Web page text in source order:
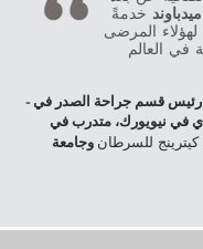
خدمةً
لهؤلاء المرضى
- الدكتور راجا فلوريس، رئيس قسم جراحة الصدر في
في نيويورك، متدرب في
للسرطان وجامعة